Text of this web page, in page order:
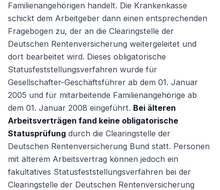
Familienangehörigen handelt. Die Krankenkasse
schickt dem Arbeitgeber dann einen entsprechenden
Fragebogen zu, der an die Clearingstelle der
Deutschen Rentenversicherung weitergeleitet und
dort bearbeitet wird. Dieses obligatorische
Statusfeststellungsverfahren wurde für
Gesellschafter-Geschäftsführer ab dem 01. Januar
2005 und für mitarbeitende Familienangehörige ab
dem 01. Januar 2008 eingeführt. Bei älteren
Arbeitsverträgen fand keine obligatorische
Statusprüfung durch die Clearingstelle der
Deutschen Rentenversicherung Bund statt. Personen
mit älterem Arbeitsvertrag können jedoch ein
fakultatives Statusfeststellungsverfahren bei der
Clearingstelle der Deutschen Rentenversicherung